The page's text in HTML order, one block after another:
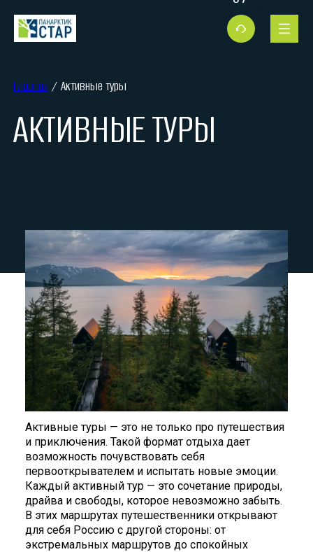
АКТИВНЫЕ ТУРЫ
Главная / Активные туры
Активные туры — это не только про путешествия
и приключения. Такой формат отдыха дает
возможность почувствовать себя
первооткрывателем и испытать новые эмоции.
Каждый активный тур — это сочетание природы,
драйва и свободы, которое невозможно забыть.
В этих маршрутах путешественники открывают
для себя Россию с другой стороны: от
экстремальных маршрутов до спокойных